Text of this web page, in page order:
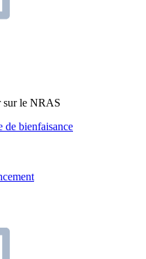
sur le NRAS
de bienfaisance